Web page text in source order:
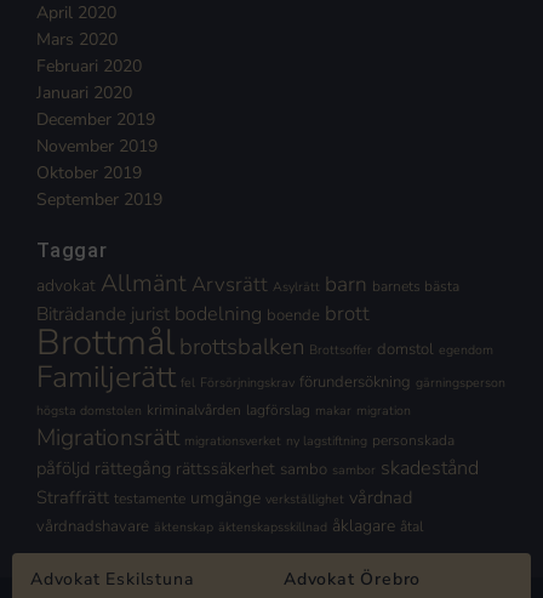
April 2020
Mars 2020
Februari 2020
Januari 2020
December 2019
November 2019
Oktober 2019
September 2019
Taggar
advokat Allmänt Arvsrätt Asylrätt barn barnets bästa
Biträdande jurist bodelning boende brott
Brottmålbrottsbalken Brottsoffer domstol egendom
Familjerätt fel Försörjningskrav förundersökning gärningsperson
högsta domstolen kriminalvården lagförslag makar migration
Migrationsrätt migrationsverket ny lagstiftning personskada
påföljd rättegång rättssäkerhet sambo sambor skadestånd
Straffrätt testamente umgänge verkställighet vårdnad
vårdnadshavare äktenskap äktenskapsskillnad åklagare åtal
Advokat Eskilstuna
Advokat Örebro